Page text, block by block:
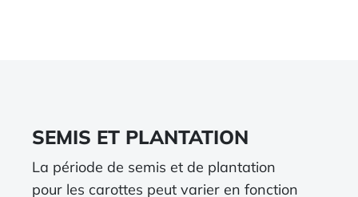
SEMIS ET PLANTATION
La période de semis et de plantation
pour les carottes peut varier en fonction